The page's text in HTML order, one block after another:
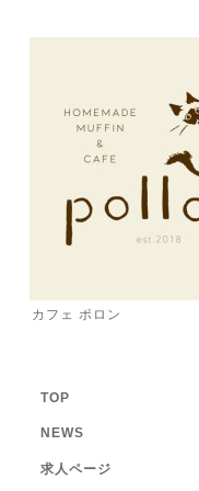
カフェ ポロン
TOP
NEWS
求人ページ